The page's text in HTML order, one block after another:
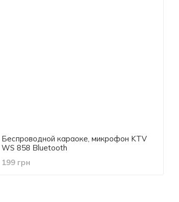
Беспроводной караоке, микрофон KTV
WS 858 Bluetooth
199 грн